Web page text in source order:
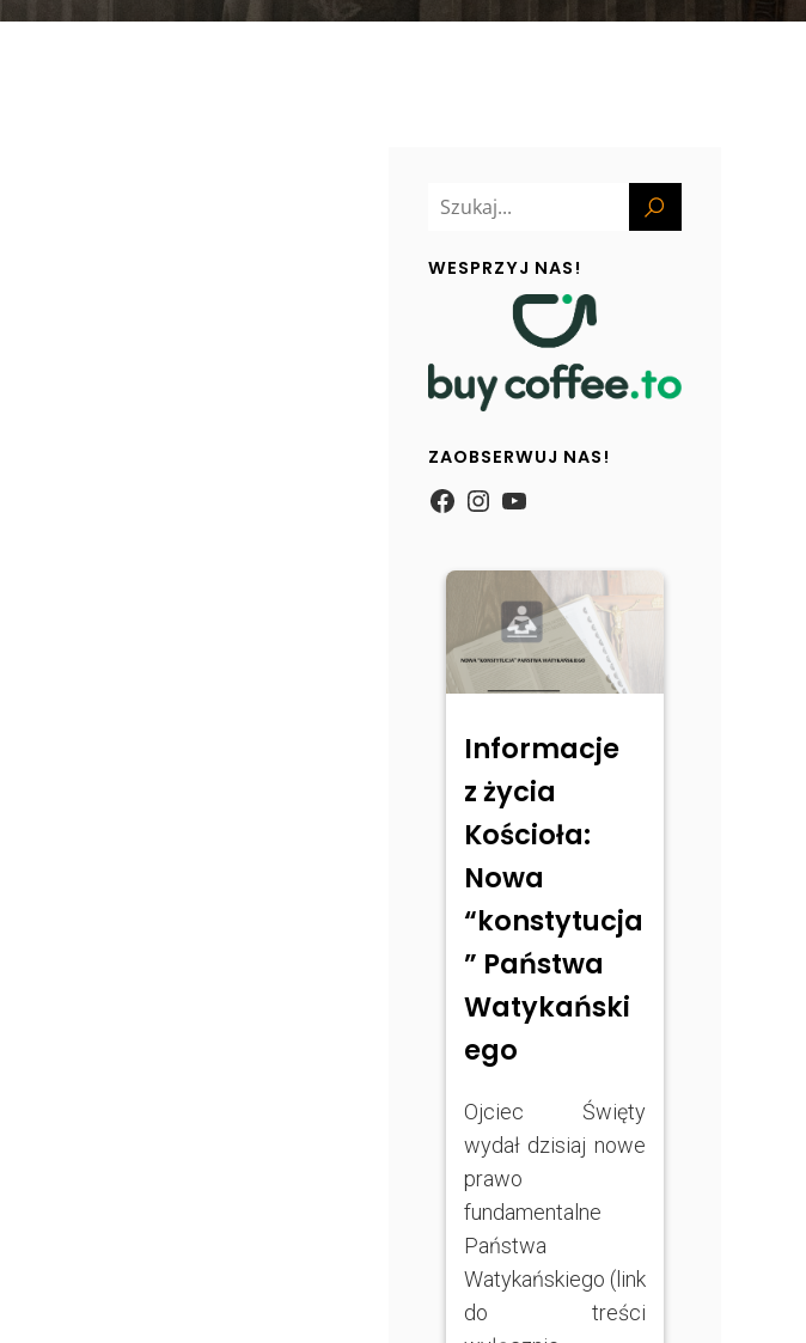
WESPRZYJ NAS!
ZAOBSERWUJ NAS!
https://
Instagram
YouTube
Informacje
z życia
Kościoła:
Nowa
“konstytucja
” Państwa
Watykański
ego
Ojciec Święty
wydał dzisiaj nowe
prawo
fundamentalne
Państwa
Watykańskiego (link
do treści